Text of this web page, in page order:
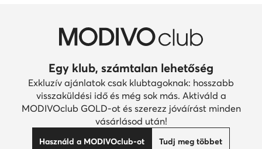
Egy klub, számtalan lehetőség
Exkluzív ajánlatok csak klubtagoknak: hosszabb
visszaküldési idő és még sok más. Aktiváld a
MODIVOclub GOLD-ot és szerezz jóváírást minden
vásárlásod után!
Használd a MODIVOclub-ot Tudj meg többet